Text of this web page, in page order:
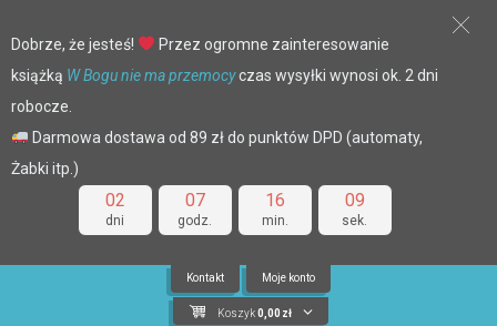
02
dni
07
godz.
16
min.
08
sek.
Dobrze, że jesteś!
Przez ogromne zainteresowanie
książką W Bogu nie ma przemocyczas wysyłki wynosi ok. 2 dni
robocze.
Darmowa dostawa od 89 zł do punktów DPD (automaty,
Żabki itp.)
Kontakt Moje konto
Koszyk 0,00 zł